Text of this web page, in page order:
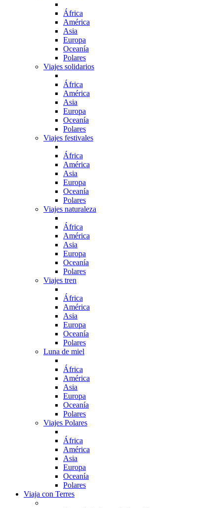
África
América
Asia
Europa
Oceanía
Polares
Viajes solidarios
África
América
Asia
Europa
Oceanía
Polares
Viajes festivales
África
América
Asia
Europa
Oceanía
Polares
Viajes naturaleza
África
América
Asia
Europa
Oceanía
Polares
Viajes tren
África
América
Asia
Europa
Oceanía
Polares
Luna de miel
África
América
Asia
Europa
Oceanía
Polares
Viajes Polares
África
América
Asia
Europa
Oceanía
Polares
Viaja con Terres